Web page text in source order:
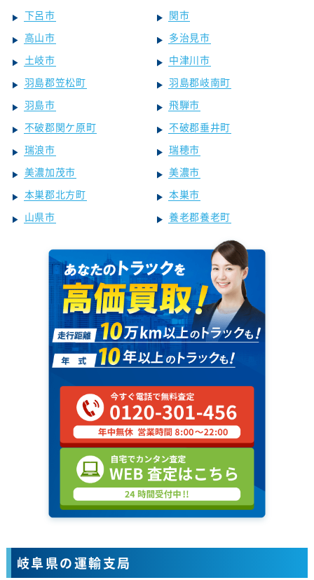
下呂市
関市
高山市
多治見市
土岐市
中津川市
羽島郡笠松町
羽島郡岐南町
羽島市
飛騨市
不破郡関ケ原町
不破郡垂井町
瑞浪市
瑞穂市
美濃加茂市
美濃市
本巣郡北方町
本巣市
山県市
養老郡養老町
岐阜県の運輸支局